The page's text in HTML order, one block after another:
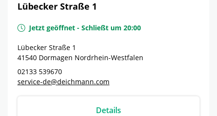
Lübecker Straße 1
Jetzt geöffnet - Schließt um 20:00
Lübecker Straße 1
41540 Dormagen Nordrhein-Westfalen
02133 539670
service-de@deichmann.com
Details